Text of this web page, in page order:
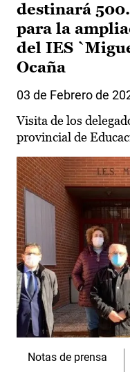
destinará
para la
del IES
Ocaña
03 de Febrero de
Visita de los
provincial de
Notas de prensa